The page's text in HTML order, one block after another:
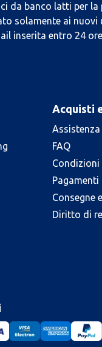
da banco latti per
solamente ai
inserita entro 24
Acquisti
Assistenza
FAQ
Condizioni
Pagamenti
Consegne
Diritto di